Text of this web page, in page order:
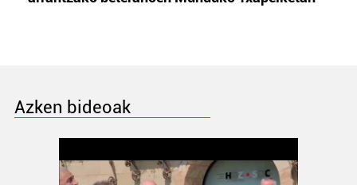
Azken bideoak